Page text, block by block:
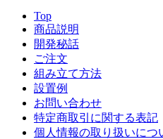
Top
商品説明
開発秘話
ご注文
組み立て方法
設置例
お問い合わせ
特定商取引に関する表記
個人情報の取り扱いにつ